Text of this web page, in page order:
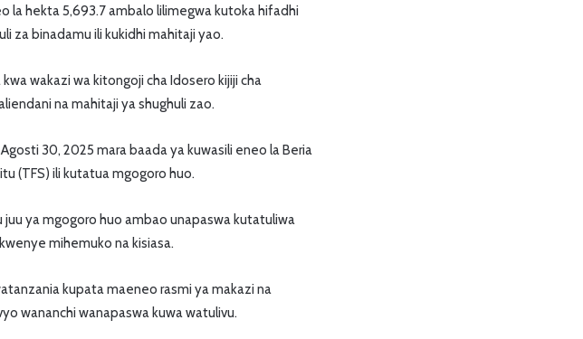
la hekta 5,693.7 ambalo lilimegwa kutoka hifadhi
za binadamu ili kukidhi mahitaji yao.
wakazi wa kitongoji cha Idosero kijiji cha
na mahitaji ya shughuli zao.
30, 2025 mara baada ya kuwasili eneo la Beria
(TFS) ili kutatua mgogoro huo.
ya mgogoro huo ambao unapaswa kutatuliwa
mihemuko na kisiasa.
kupata maeneo rasmi ya makazi na
wananchi wanapaswa kuwa watulivu.